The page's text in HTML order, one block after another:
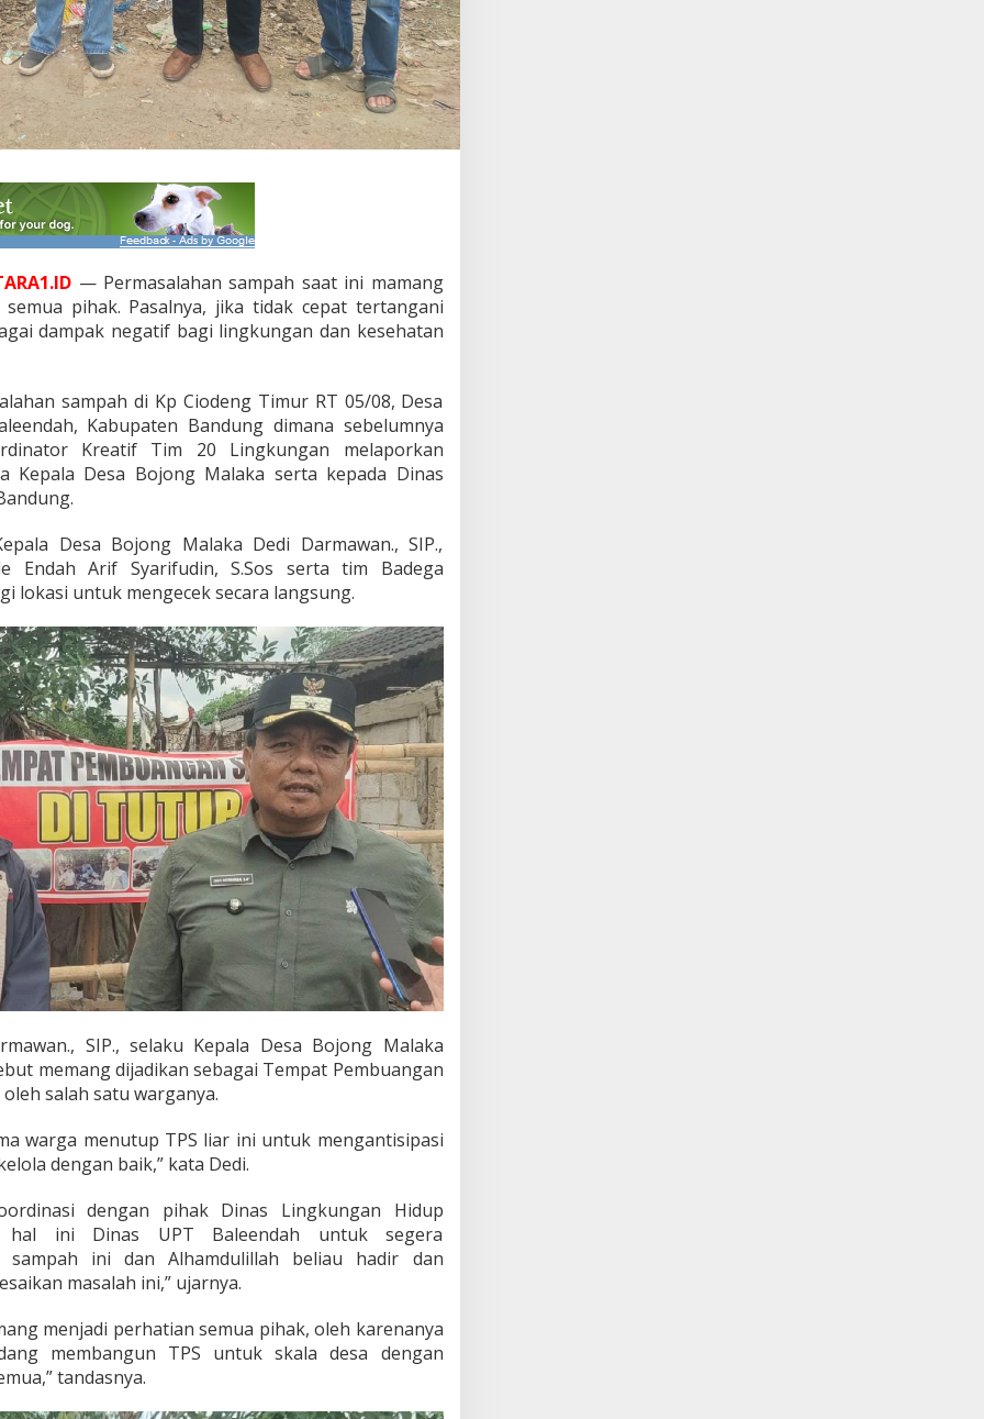
— Permasalahan sampah saat ini mamang
pihak. Pasalnya, jika tidak cepat tertangani
dampak negatif bagi lingkungan dan kesehatan
sampah di Kp Ciodeng Timur RT 05/08, Desa
Kabupaten Bandung dimana sebelumnya
Kreatif Tim 20 Lingkungan melaporkan
Kepala Desa Bojong Malaka serta kepada Dinas
Desa Bojong Malaka Dedi Darmawan., SIP.,
Endah Arif Syarifudin, S.Sos serta tim Badega
lokasi untuk mengecek secara langsung.
SIP., selaku Kepala Desa Bojong Malaka
memang dijadikan sebagai Tempat Pembuangan
salah satu warganya.
warga menutup TPS liar ini untuk mengantisipasi
dengan baik,” kata Dedi.
dengan pihak Dinas Lingkungan Hidup
hal ini Dinas UPT Baleendah untuk segera
sampah ini dan Alhamdulillah beliau hadir dan
masalah ini,” ujarnya.
menjadi perhatian semua pihak, oleh karenanya
membangun TPS untuk skala desa dengan
tandasnya.